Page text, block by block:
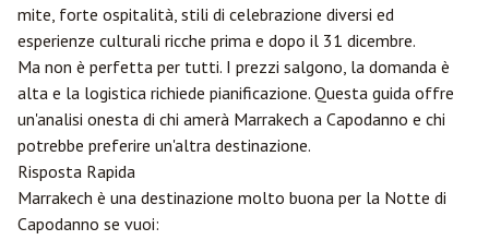
mite, forte ospitalità, stili di celebrazione diversi ed
esperienze culturali ricche prima e dopo il 31 dicembre.
Ma non è perfetta per tutti. I prezzi salgono, la domanda è
alta e la logistica richiede pianificazione. Questa guida offre
un'analisi onesta di chi amerà Marrakech a Capodanno e chi
potrebbe preferire un'altra destinazione.
Risposta Rapida
Marrakech è una destinazione molto buona per la Notte di
Capodanno se vuoi: